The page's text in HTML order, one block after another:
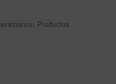
Lavamanos , Productos